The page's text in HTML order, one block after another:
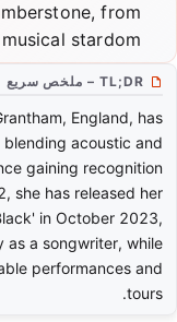
from
stardom.
TL;DR – ملخص سريع
England, has
acoustic and
gaining recognition
she has released her
in October 2023,
as a songwriter, while
performances and
tours.